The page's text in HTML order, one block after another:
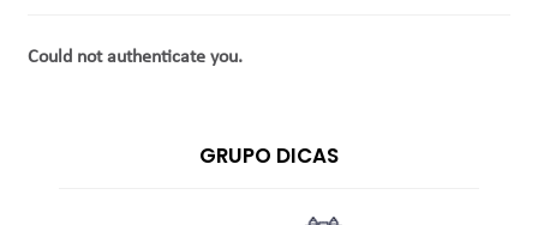
Could not authenticate you.
GRUPO DICAS